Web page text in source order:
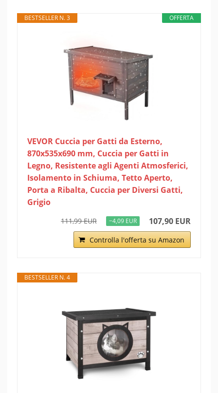
OFFERTA
BESTSELLER N. 3
VEVOR Cuccia per Gatti da Esterno,
870x535x690 mm, Cuccia per Gatti in
Legno, Resistente agli Agenti Atmosferici,
Isolamento in Schiuma, Tetto Aperto,
Porta a Ribalta, Cuccia per Diversi Gatti,
Grigio
111,99 EUR −4,09 EUR 107,90 EUR
Controlla l'offerta su Amazon
BESTSELLER N. 4